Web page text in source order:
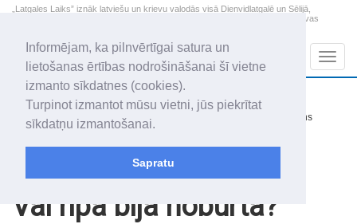
Informējam, ka pilnvērtīgai satura un
lietošanas ērtības nodrošināšanai šī vietne
izmanto sīkdatnes (cookies).
Turpinot izmantot mūsu vietni, jūs piekrītat
sīkdatņu izmantošanai.
Sapratu
„Latgales Laiks” iznāk latviešu un krievu valodās visā Dienvidlatgalē un Sēlijā,
„Latgales Laiks” latviešu valodā aptver Daugavpils valstspilsētu, Augšdaugavas
2026. gada 7. augusts
Piektdiena
Alfrēds, Fredis, Madars
+18.5
nedaudz mākoņains
Vai ripa bija noburta?